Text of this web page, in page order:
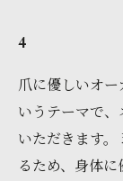
4
爪に優しいオ
いうテーマで
いただきます
るため、身体